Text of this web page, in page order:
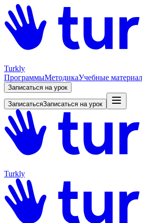
Turkly
ПрограммыМетодикаУчебные
Записаться на урок
ЗаписатьсяЗаписаться на урок
Turkly